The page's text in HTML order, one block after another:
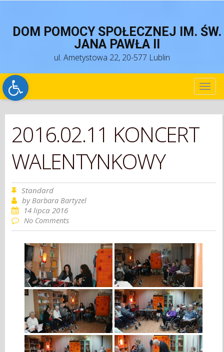
Open toolbar
DOM POMOCY SPOŁECZNEJ IM. ŚW.
JANA PAWŁA II
ul. Ametystowa 22, 20-577 Lublin
2016.02.11 KONCERT
WALENTYNKOWY
Standard
byBarbara Bartyzel
14 lipca 2016
No Comments